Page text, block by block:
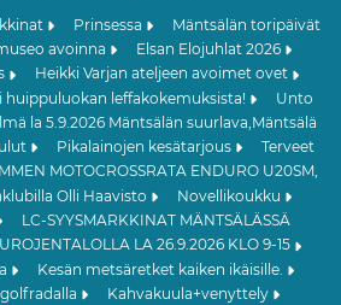
Prinsessa
Mäntsälän toripäivät
avoinna
Elsan Elojuhlat 2026
Heikki Varjan ateljeen avoimet ovet
huippuluokan leffakokemuksista!
Unto
la 5.9.2026 Mäntsälän suurlava,Mäntsälä
Pikalainojen kesätarjous
Terveet
MOTOCROSSRATA ENDURO U20SM,
Olli Haavisto
Novellikoukku
LC-SYYSMARKKINAT MÄNTSÄLÄSSÄ
LA 26.9.2026 KLO 9-15
Kesän metsäretket kaiken ikäisille.
Kahvakuula+venyttely